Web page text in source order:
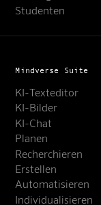
Studenten
Mindverse Suite
KI-Texteditor
KI-Bilder
KI-Chat
Planen
Recherchieren
Erstellen
Automatisieren
Individualisieren